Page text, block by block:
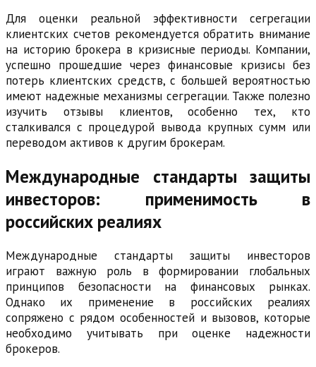
Для оценки реальной эффективности сегрегации
клиентских счетов рекомендуется обратить внимание
на историю брокера в кризисные периоды. Компании,
успешно прошедшие через финансовые кризисы без
потерь клиентских средств, с большей вероятностью
имеют надежные механизмы сегрегации. Также полезно
изучить отзывы клиентов, особенно тех, кто
сталкивался с процедурой вывода крупных сумм или
переводом активов к другим брокерам.
Международные стандарты защиты
инвесторов: применимость в
российских реалиях
Международные стандарты защиты инвесторов
играют важную роль в формировании глобальных
принципов безопасности на финансовых рынках.
Однако их применение в российских реалиях
сопряжено с рядом особенностей и вызовов, которые
необходимо учитывать при оценке надежности
брокеров.